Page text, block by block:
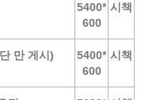
5400*
600
시책
만 게시)
5400*
600
시책